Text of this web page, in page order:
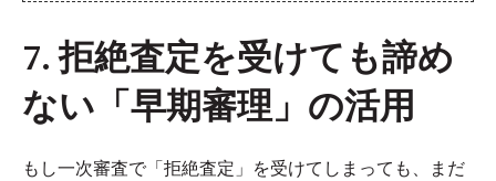
7. 拒絶査定を受けても諦め
ない「早期審理」の活用
もし一次審査で「拒絶査定」を受けてしまっても、まだ